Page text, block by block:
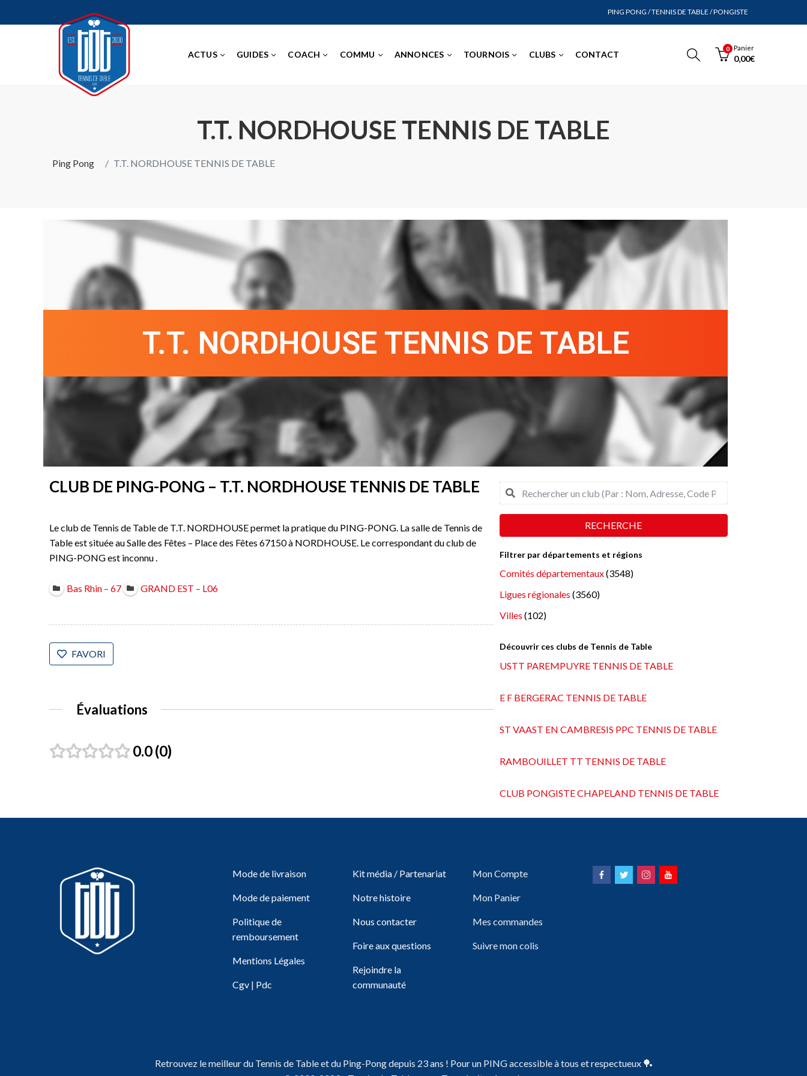
PING PONG / TENNIS DE TABLE / PONGISTE
ACTUS GUIDES COACH COMMU ANNONCES TOURNOIS CLUBS CONTACT
0 Panier
0,00€
T.T. NORDHOUSE TENNIS DE TABLE
Ping Pong T.T. NORDHOUSE TENNIS DE TABLE
T.T. NORDHOUSE TENNIS DE TABLE
CLUB DE PING-PONG – T.T. NORDHOUSE TENNIS DE TABLE
Le club de Tennis de Table de T.T. NORDHOUSE permet la pratique du PING-PONG. La salle de Tennis de
Table est située au Salle des Fêtes – Place des Fêtes 67150 à NORDHOUSE. Le correspondant du club de
PING-PONG est inconnu .
Bas Rhin – 67 GRAND EST – L06
FAVORI
Évaluations
0.0 0
RECHERCHE
Filtrer par départements et régions
Comités départementaux(3548)
Ligues régionales (3560)
Villes (102)
Découvrir ces clubs de Tennis de Table
USTT PAREMPUYRE TENNIS DE TABLE
E F BERGERAC TENNIS DE TABLE
ST VAAST EN CAMBRESIS PPC TENNIS DE TABLE
RAMBOUILLET TT TENNIS DE TABLE
CLUB PONGISTE CHAPELAND TENNIS DE TABLE
Mode de livraison
Mode de paiement
Politique de
remboursement
Mentions Légales
Cgv | Pdc
Kit média / Partenariat
Notre histoire
Nous contacter
Foire aux questions
Rejoindre la
communauté
Mon Compte
Mon Panier
Mes commandes
Suivre mon colis
Retrouvez le meilleur du Tennis de Table et du Ping-Pong depuis 23 ans ! Pour un PING accessible à tous et respectueux 🏓